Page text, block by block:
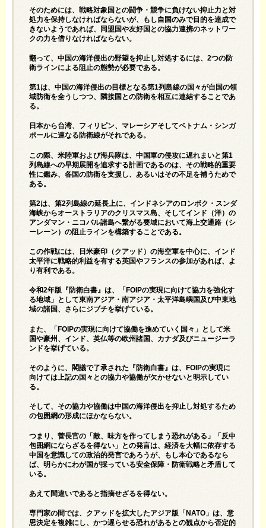
そのためには、戦略対象国との闘争・競争に負けない抑止力と対
処力を保持しなければならないが、もし自国のみで目的を達成で
きないようであれば、同盟国や友好国との協力連携のネットワー
クの力を借りなければならない。
翻って、中国の海洋侵出の野望を抑止し対処するには、2つの防
衛ラインによる阻止の態勢が必要である。
第1は、中国の海洋侵出の目標となる第1列島線の国々が自国の領
域防衛を全うしつつ、隣接国との防衛を相互に連結することであ
る。
日本から台湾、フィリピン、マレーシアそしてベトナム・シンガ
ポールに連なる防衛線がそれである。
この際、米陸軍および海兵隊は、中国軍の侵攻に遅れまいと第1
列島線への早期展開を追求する計画であるのは、その戦略的重要
性に鑑み、各国の防衛を支援し、あるいはその不足を補うためで
ある。
第2は、第2列島線の延長上に、インドネシアのロンボク・スンダ
海峡からオーストラリアのクリスマス島、そしてインド（洋）の
アンダマン・ニコバル諸島へ繋がる要域において海上交通路（シ
ーレーン）の阻止ラインを構築することである。
この作戦には、日米豪印（クアッド）の海空軍を中心に、インド
太平洋に戦略的利益を有する英国やフランスの参加があれば、よ
り有利である。
令和2年版『防衛白書』は、「FOIPの実現に向けて協力を強化す
る地域」として東南アジア・南アジア・太平洋島嶼国及び中東地
域の諸国、さらにジブチを挙げている。
また、「FOIPの実現に向けて協働を進めていく国々」として米
国や豪州、インド、英仏等の欧州諸国、カナダ及びニュージーラ
ンドを挙げている。
そのように、閣議で了承された『防衛白書』は、FOIPの実現に
向けては上記の国々との協力や協働が欠かせないと明示してい
る。
そして、その協力や協働は中国の海洋侵出を抑止し対処するため
の包囲網の形成にほかならない。
つまり、菅長官の「敵、味方を作ってしまう恐れがある」「反中
包囲網にならざるを得ない」との発言は、経済を大幅に依存する
中国を意識しての政治的発言であろうが、もし本心であるなら
ば、明らかにわが国が採っている安全保障・防衛戦略と矛盾して
いる。
あえて間違いであると指摘せざるを得ない。
専門家の間では、クアッドを拡大したアジア版「NATO」は、意
思決定を複雑にし、かつ遅らせる恐れがあるとの観点から否定的